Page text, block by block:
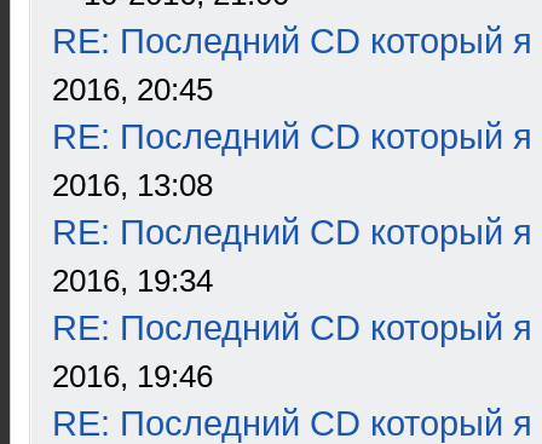
RE: Последний CD который я
2016, 20:45
RE: Последний CD который я
2016, 13:08
RE: Последний CD который я
2016, 19:34
RE: Последний CD который я
2016, 19:46
RE: Последний CD который я